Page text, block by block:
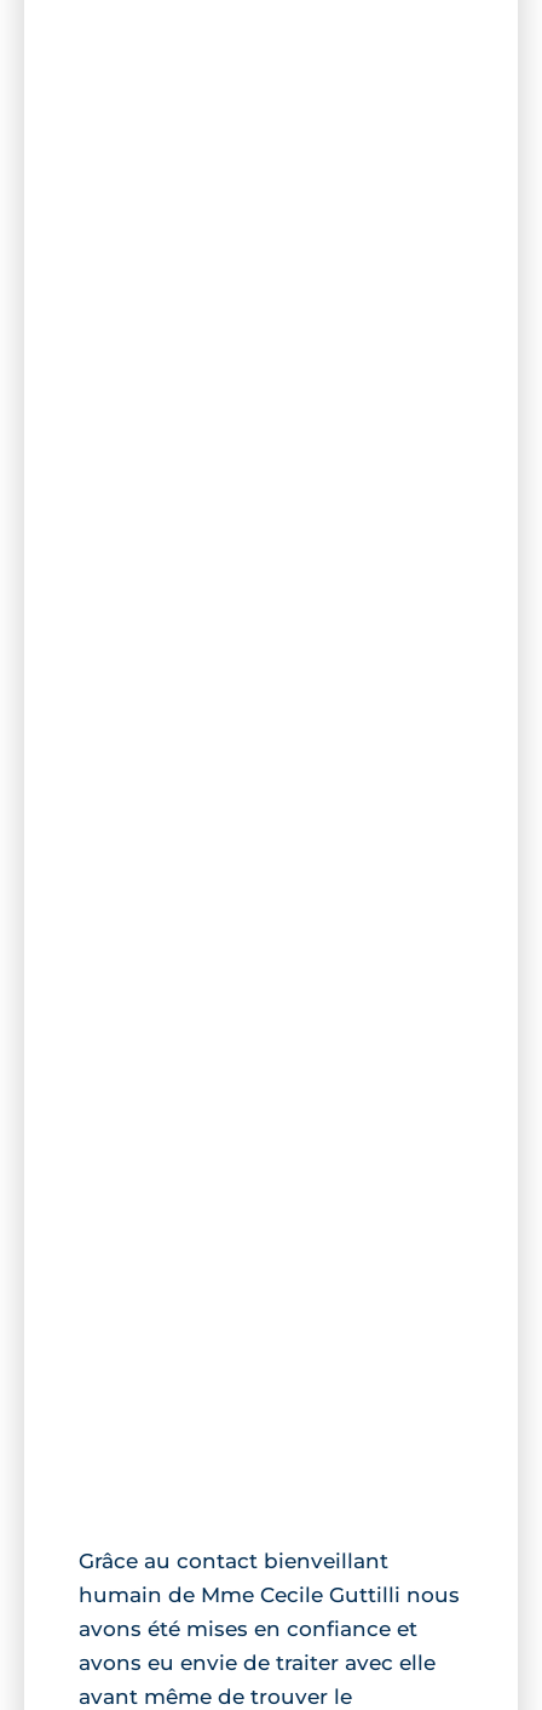
Grâce au contact bienveillant
humain de Mme Cecile Guttilli nous
avons été mises en confiance et
avons eu envie de traiter avec elle
avant même de trouver le